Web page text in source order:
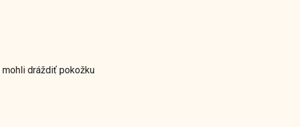
dráždiť pokožku